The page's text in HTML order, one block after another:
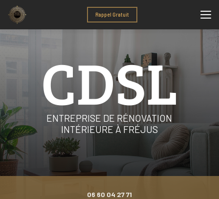
contenu
Rappel Gratuit
ENTREPRISE DE RÉNOVATION
INTÉRIEURE À FRÉJUS
06 60 04 27 71